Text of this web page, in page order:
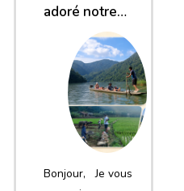
adoré notre
Bonjour, Je vous